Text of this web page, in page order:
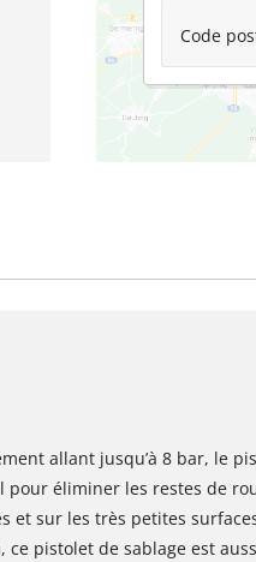
Code
allant jusqu’à 8 bar, le
pour éliminer les restes de
et sur les très petites
ce pistolet de sablage est